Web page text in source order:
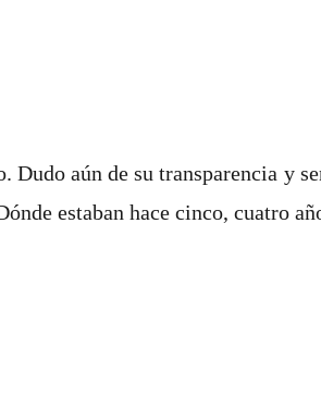
aún de su transparencia y
estaban hace cinco, cuatro